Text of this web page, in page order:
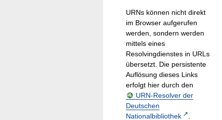
URNs können nicht direkt
im Browser aufgerufen
werden, sondern werden
mittels eines
Resolvingdienstes in URLs
übersetzt. Die persistente
Auflösung dieses Links
erfolgt hier durch den
URN-Resolver der
Deutschen
Nationalbibliothek
.